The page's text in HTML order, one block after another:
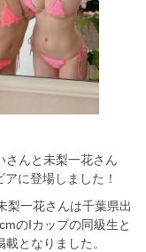
さんと未梨一花さん
に登場しました！
梨一花さんは千葉県出
のIカップの同級生と
となりました。